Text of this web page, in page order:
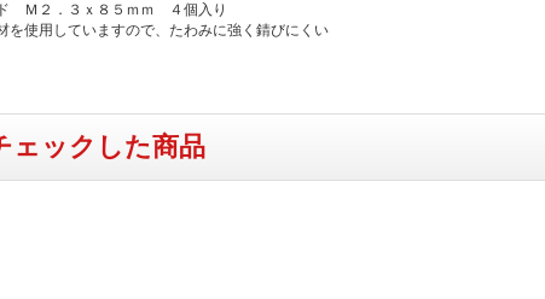
Ｍ２．３ｘ８５ｍｍ ４個入り
を使用していますので、たわみに強く錆びにくい
ェックした商品